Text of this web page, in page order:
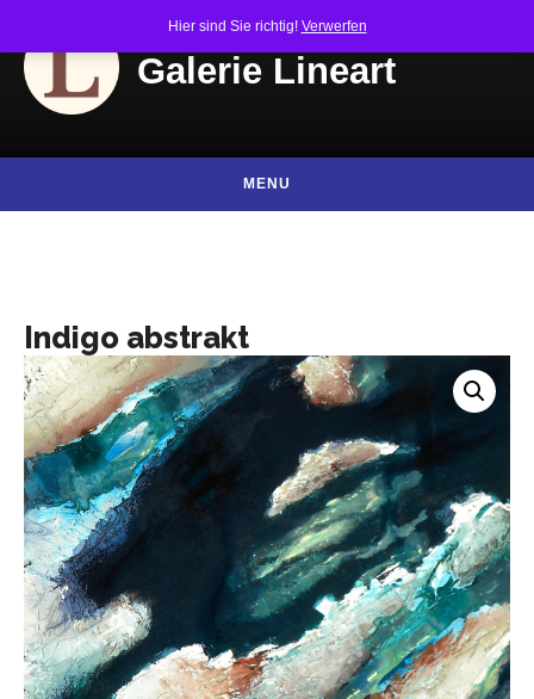
Hier sind Sie richtig! Verwerfen
Galerie Lineart
MENU
Indigo abstrakt